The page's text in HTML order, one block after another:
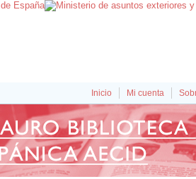
Inicio Mi cuenta